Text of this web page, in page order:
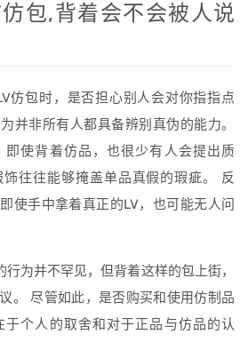
包,背着会不会被人说
仿包时，是否担心别人会对你指指点
并非所有人都具备辨别真伪的能力。
即使背着仿品，也很少有人会提出质
往往能够掩盖单品真假的瑕疵。 反
使手中拿着真正的LV，也可能无人问
为并不罕见，但背着这样的包上街，
。 尽管如此，是否购买和使用仿制品
于个人的取舍和对于正品与仿品的认